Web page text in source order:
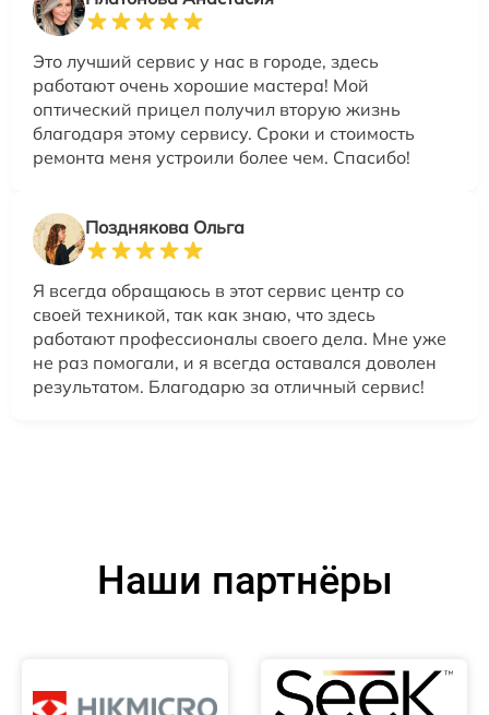
Это лучший сервис у нас в городе, здесь
работают очень хорошие мастера! Мой
оптический прицел получил вторую жизнь
благодаря этому сервису. Сроки и стоимость
ремонта меня устроили более чем. Спасибо!
Позднякова Ольга
Я всегда обращаюсь в этот сервис центр со
своей техникой, так как знаю, что здесь
работают профессионалы своего дела. Мне уже
не раз помогали, и я всегда оставался доволен
результатом. Благодарю за отличный сервис!
Наши партнёры